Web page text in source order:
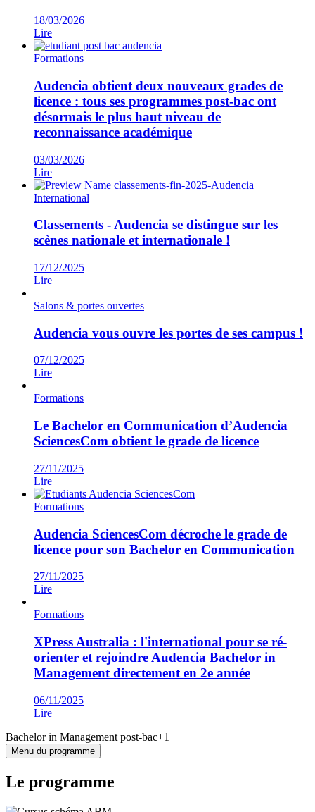
18/03/2026
Lire
Formations
Audencia obtient deux nouveaux grades de
licence : tous ses programmes post-bac ont
désormais le plus haut niveau de
reconnaissance académique
03/03/2026
Lire
International
Classements - Audencia se distingue sur les
scènes nationale et internationale !
17/12/2025
Lire
Salons & portes ouvertes
Audencia vous ouvre les portes de ses campus !
07/12/2025
Lire
Formations
Le Bachelor en Communication d’Audencia
SciencesCom obtient le grade de licence
27/11/2025
Lire
Formations
Audencia SciencesCom décroche le grade de
licence pour son Bachelor en Communication
27/11/2025
Lire
Formations
XPress Australia : l'international pour se ré-
orienter et rejoindre Audencia Bachelor in
Management directement en 2e année
06/11/2025
Lire
Bachelor in Management post-bac+1
Menu du programme
Le programme